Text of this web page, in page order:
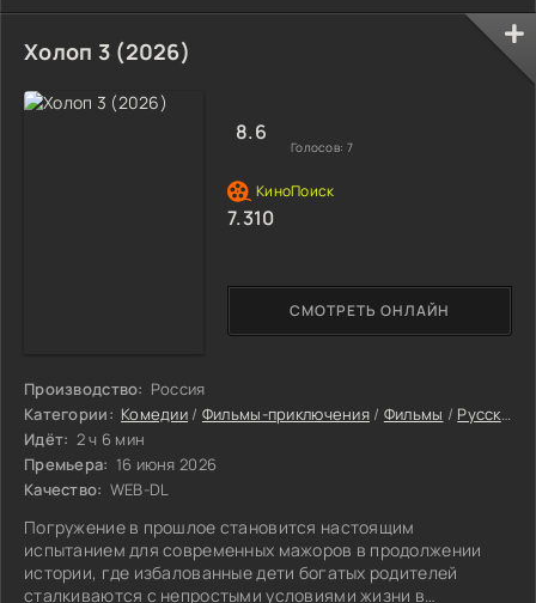
Холоп 3 (2026)
Производство: Россия
Категории: Комедии / Фильмы-приключения/ Фильмы / Русские фильмы
Идёт: 2 ч 6 мин
Премьера: 16 июня 2026
Качество: WEB-DL
Погружение в прошлое становится настоящим
испытанием для современных мажоров в продолжении
истории, где избалованные дети богатых родителей
сталкиваются с непростыми условиями жизни в
СМОТРЕТЬ ОНЛАЙН
8.6
Голосов: 7
7.310